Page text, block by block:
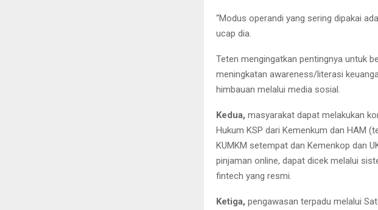
“Modus operandi yang sering dipakai
ucap dia.
Teten mengingatkan pentingnya untuk
meningkatan awareness/literasi
himbauan melalui media sosial.
Kedua, masyarakat dapat melakukan
Hukum KSP dari Kemenkum dan HAM
KUMKM setempat dan Kemenkop dan
pinjaman online, dapat dicek melalui
fintech yang resmi.
Ketiga, pengawasan terpadu melalui